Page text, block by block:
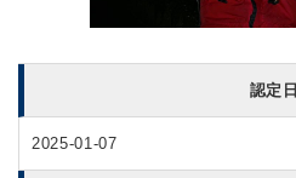
認定日
2025-01-07